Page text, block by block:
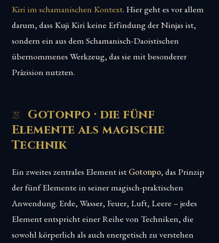
Kiri im schamanischen Kontext. Hier geht es vor allem
darum, dass Kuji Kiri keine Erfindung der Ninjas ist,
sondern ein aus dem Schamanisch-Daoistischen
übernommenes Werkzeug, das sie mit besonderer
Präzision nutzten.
Gotonpo · die fünf
Elemente als magische
Technik
Ein zweites zentrales Element ist Gotonpo, das Prinzip
der fünf Elemente in seiner magisch-praktischen
Anwendung. Erde, Wasser, Feuer, Luft, Leere – jedes
Element entspricht einer Reihe von Techniken, die
sowohl körperlich als auch energetisch zu verstehen